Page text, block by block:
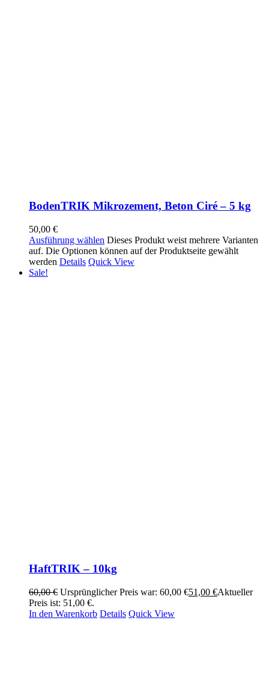
BodenTRIK Mikrozement, Beton Ciré – 5 kg
50,00 €
Ausführung wählen Dieses Produkt weist mehrere Varianten
auf. Die Optionen können auf der Produktseite gewählt
werden Details Quick View
Sale!
HaftTRIK – 10kg
60,00€ Ursprünglicher Preis war: 60,00 €51,00 €Aktueller
Preis ist: 51,00 €.
In den Warenkorb Details Quick View